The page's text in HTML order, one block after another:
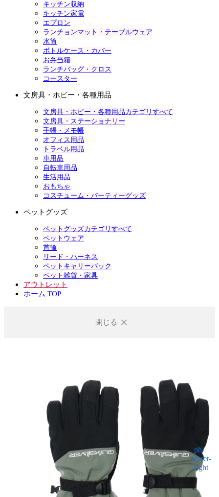
キッチン収納
キッチン家電
エプロン
ランチョンマット・テーブルウェア
水筒
ボトルケース・カバー
お弁当箱
ランチバッグ・クロス
コースター
文房具・ホビー・各種用品
文房具・ホビー・各種用品カテゴリすべて
文房具・ステーショナリー
手帳・メモ帳
オフィス用品
トラベル用品
車用品
自転車用品
生活用品
おもちゃ
コスチューム・パーティーグッズ
ペットグッズ
ペットグッズカテゴリすべて
ペットウェア
首輪
リード・ハーネス
ペットキャリーバック
ペット雑貨・家具
アウトレット
ホーム TOP
閉じる